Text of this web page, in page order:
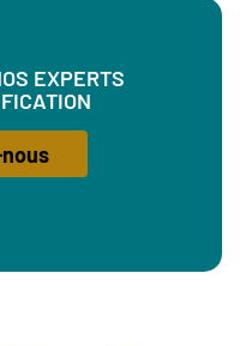
EXPERTS